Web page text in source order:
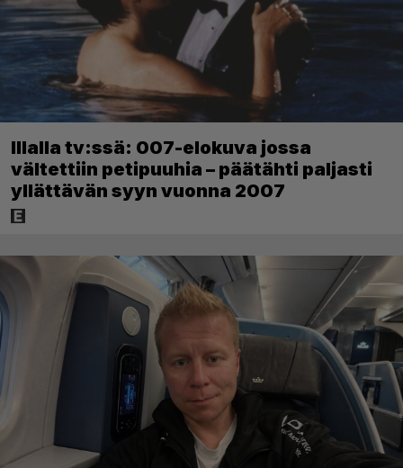
Illalla tv:ssä: 007-elokuva jossa
vältettiin petipuuhia – päätähti paljasti
yllättävän syyn vuonna 2007